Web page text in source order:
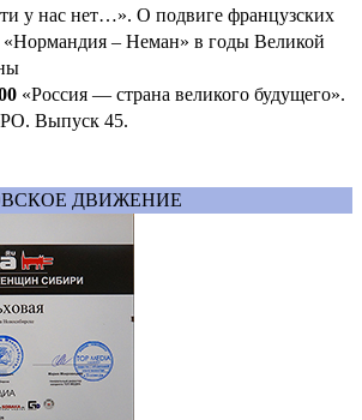
у нас нет…». О подвиге французских
«Нормандия – Неман» в годы Великой
«Россия — страна великого будущего».
Выпуск 45.
ДВИЖЕНИЕ